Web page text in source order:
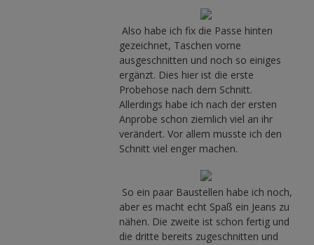
Also habe ich fix die Passe hinten
gezeichnet, Taschen vorne
ausgeschnitten und noch so einiges
ergänzt. Dies hier ist die erste
Probehose nach dem Schnitt.
Allerdings habe ich nach der ersten
Anprobe schon ziemlich viel an ihr
verändert. Vor allem musste ich den
Schnitt viel enger machen.
So ein paar Baustellen habe ich noch,
aber es macht echt Spaß ein Jeans zu
nähen. Die zweite ist schon fertig und
die dritte bereits zugeschnitten und